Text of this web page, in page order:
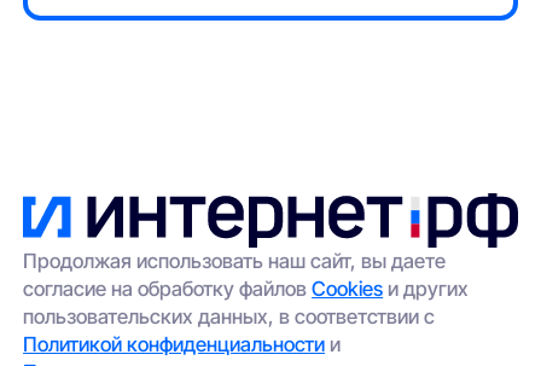
Продолжая использовать наш сайт, вы даете
согласие на обработку файловCookies и других
пользовательских данных, в соответствии с
Политикой конфиденциальности и